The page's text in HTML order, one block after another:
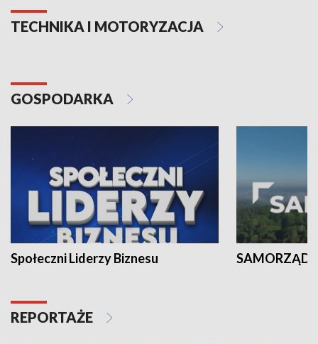
TECHNIKA I MOTORYZACJA
GOSPODARKA
Społeczni Liderzy Biznesu SAMORZĄD
REPORTAŻE